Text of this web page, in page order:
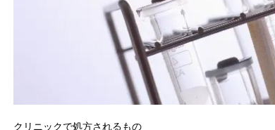
クリニックで処方されるもの